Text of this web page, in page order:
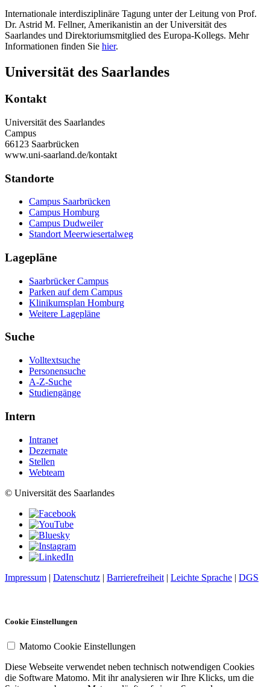
Internationale interdisziplinäre Tagung unter der Leitung von Prof.
Dr. Astrid M. Fellner, Amerikanistin an der Universität des
Saarlandes und Direktoriumsmitglied des Europa-Kollegs. Mehr
Informationen finden Sie hier.
Universität des Saarlandes
Kontakt
Universität des Saarlandes
Campus
66123 Saarbrücken
www.uni-saarland.de/kontakt
Standorte
Campus Saarbrücken
Campus Homburg
Campus Dudweiler
Standort Meerwiesertalweg
Lagepläne
Saarbrücker Campus
Parken auf dem Campus
Klinikumsplan Homburg
Weitere Lagepläne
Suche
Volltextsuche
Personensuche
A-Z-Suche
Studiengänge
Intern
Intranet
Dezernate
Stellen
Webteam
© Universität des Saarlandes
Impressum | Datenschutz | Barrierefreiheit | Leichte Sprache | DGS
Cookie Einstellungen
Matomo Cookie Einstellungen
Diese Webseite verwendet neben technisch notwendigen Cookies
die Software Matomo. Mit ihr analysieren wir Ihre Klicks, um die